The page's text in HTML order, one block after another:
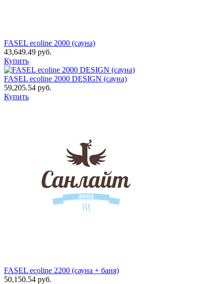
FASEL ecoline 2000 (сауна)
43,649.49 руб.
Купить
FASEL ecoline 2000 DESIGN (сауна)
59,205.54 руб.
Купить
FASEL ecoline 2200 (сауна + баня)
50,150.54 руб.